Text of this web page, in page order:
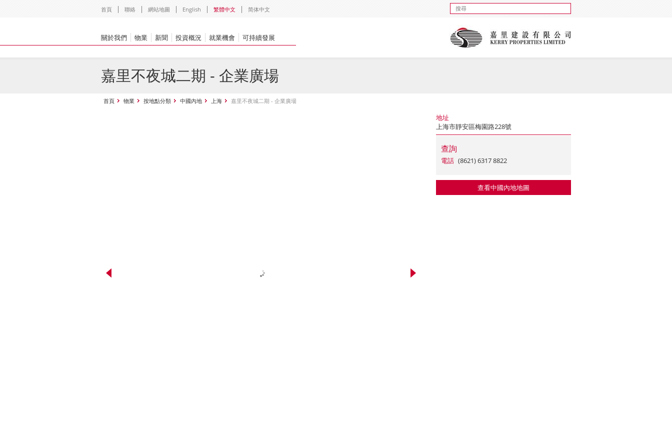
首頁 聯絡 網站地圖 English 繁體中文 简体中文
關於我們 物業 新聞 投資概況 就業機會 可持續發展
嘉里不夜城二期 - 企業廣場
首頁 物業 按地點分類 中國內地 上海 嘉里不夜城二期 - 企業廣場
地址
上海市靜安區梅園路228號
查詢
電話 (8621) 6317 8822
查看中國內地地圖